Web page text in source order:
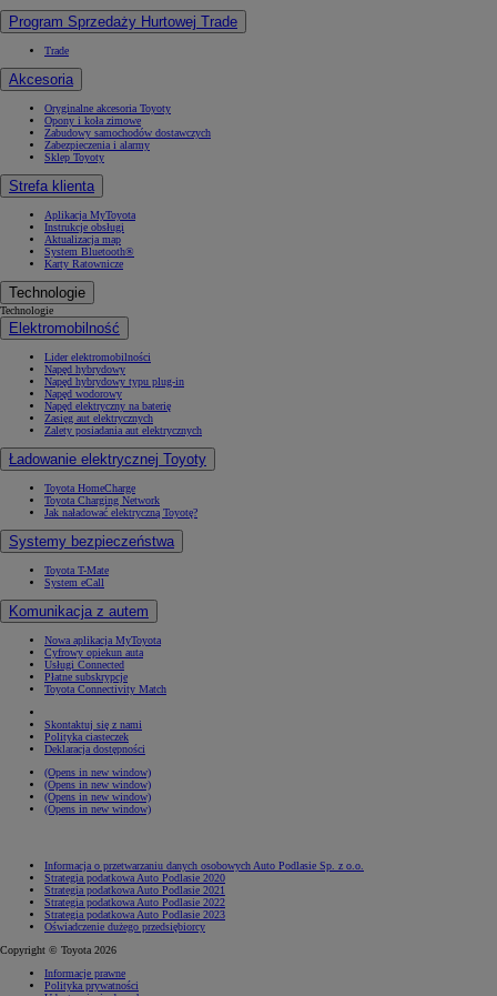
Program Sprzedaży Hurtowej Trade
Trade
Akcesoria
Oryginalne akcesoria Toyoty
Opony i koła zimowe
Zabudowy samochodów dostawczych
Zabezpieczenia i alarmy
Sklep Toyoty
Strefa klienta
Aplikacja MyToyota
Instrukcje obsługi
Aktualizacja map
System Bluetooth®
Karty Ratownicze
Technologie
Technologie
Elektromobilność
Lider elektromobilności
Napęd hybrydowy
Napęd hybrydowy typu plug-in
Napęd wodorowy
Napęd elektryczny na baterię
Zasięg aut elektrycznych
Zalety posiadania aut elektrycznych
Ładowanie elektrycznej Toyoty
Toyota HomeCharge
Toyota Charging Network
Jak naładować elektryczną Toyotę?
Systemy bezpieczeństwa
Toyota T-Mate
System eCall
Komunikacja z autem
Nowa aplikacja MyToyota
Cyfrowy opiekun auta
Usługi Connected
Płatne subskrypcje
Toyota Connectivity Match
Skontaktuj się z nami
Polityka ciasteczek
Deklaracja dostępności
(Opens in new window)
(Opens in new window)
(Opens in new window)
(Opens in new window)
Informacja o przetwarzaniu danych osobowych Auto Podlasie Sp. z o.o.
Strategia podatkowa Auto Podlasie 2020
Strategia podatkowa Auto Podlasie 2021
Strategia podatkowa Auto Podlasie 2022
Strategia podatkowa Auto Podlasie 2023
Oświadczenie dużego przedsiębiorcy
Copyright © Toyota 2026
Informacje prawne
Polityka prywatności